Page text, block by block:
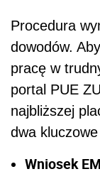
Procedura
dowodów.
pracę w
portal PUE
najbliższej
dwa
Wniosek